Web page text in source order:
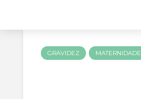
GRAVIDEZ MATERNIDADE